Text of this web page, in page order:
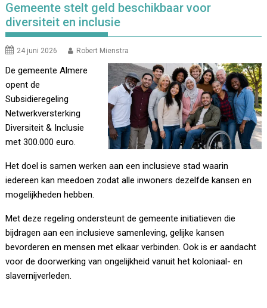
Gemeente stelt geld beschikbaar voor
diversiteit en inclusie
24 juni 2026 Robert Mienstra
De gemeente Almere
opent de
Subsidieregeling
Netwerkversterking
Diversiteit & Inclusie
met 300.000 euro.
Het doel is samen werken aan een inclusieve stad waarin
iedereen kan meedoen zodat alle inwoners dezelfde kansen en
mogelijkheden hebben.
Met deze regeling ondersteunt de gemeente initiatieven die
bijdragen aan een inclusieve samenleving, gelijke kansen
bevorderen en mensen met elkaar verbinden. Ook is er aandacht
voor de doorwerking van ongelijkheid vanuit het koloniaal- en
slavernijverleden.